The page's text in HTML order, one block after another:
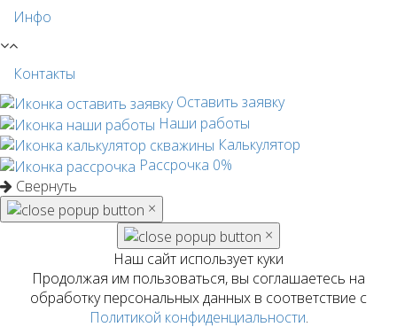
Инфо
Контакты
Оставить заявку
Наши работы
Калькулятор
Рассрочка 0%
Свернуть
×
×
Наш сайт использует куки
Продолжая им пользоваться, вы соглашаетесь на
обработку персональных данных в соответствие с
Политикой конфиденциальности.